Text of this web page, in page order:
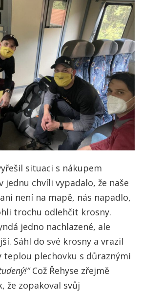
situaci s nákupem
jednu chvíli vypadalo, že naše
není na mapě, nás napadlo,
trochu odlehčit krosny.
jedno nachlazené, ale
Sáhl do své krosny a vrazil
teplou plechovku s důraznými
Což Řehyse zřejmě
že zopakoval svůj